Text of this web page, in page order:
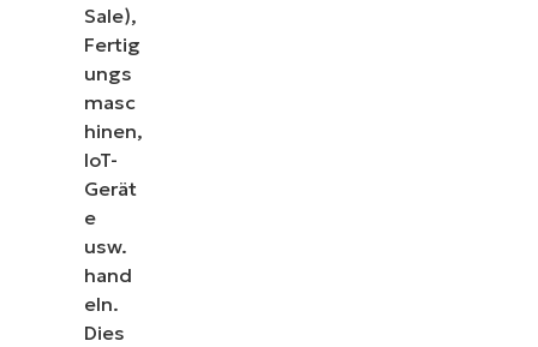
Sale),
Fertig
ungs
masc
hinen,
IoT-
Gerät
e
usw.
hand
eln.
Dies